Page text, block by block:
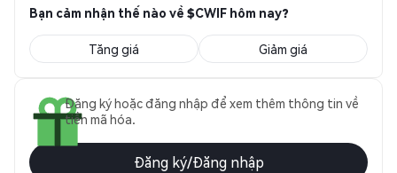
Bạn cảm nhận thế nào về $CWIF hôm nay?
Tăng giá Giảm giá
Đăng ký hoặc đăng nhập để xem thêm thông tin về
tiền mã hóa.
Đăng ký/Đăng nhập